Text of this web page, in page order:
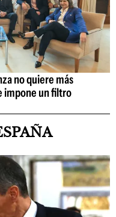
no quiere más
impone un filtro